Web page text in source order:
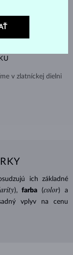
v zlatníckej dielni
ich základné
), farba (color) a
vplyv na cenu